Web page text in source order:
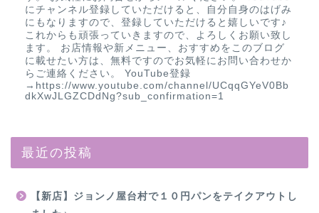
にチャンネル登録していただけると、自分自身のはげみ
にもなりますので、登録していただけると嬉しいです♪
これからも頑張っていきますので、よろしくお願い致し
ます。 お店情報や新メニュー、おすすめをこのブログ
に載せたい方は、無料ですのでお気軽にお問い合わせか
らご連絡ください。 YouTube登録
→https://www.youtube.com/channel/UCqqGYeV0Bb
dkXwJLGZCDdNg?sub_confirmation=1
最近の投稿
【新店】ジョンノ屋台村で１０円パンをテイクアウトし